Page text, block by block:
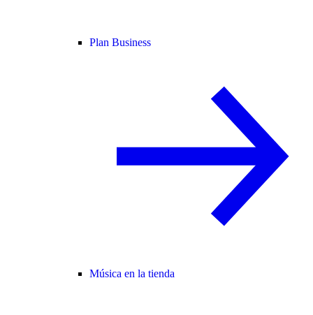
Plan Business
Música en la tienda